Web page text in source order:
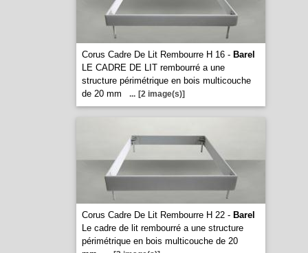
Corus Cadre De Lit Rembourre H 16 - Barel
LE CADRE DE LIT rembourré a une
structure périmétrique en bois multicouche
de 20 mm
... [2 image(s)]
Corus Cadre De Lit Rembourre H 22 - Barel
Le cadre de lit rembourré a une structure
périmétrique en bois multicouche de 20